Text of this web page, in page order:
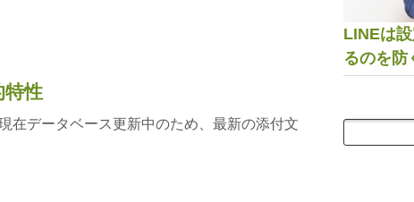
特性
在データベース更新中のため、最新の添付文
LINEは
るのを防